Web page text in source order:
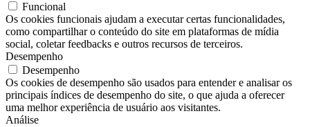
Funcional
Os cookies funcionais ajudam a executar certas funcionalidades,
como compartilhar o conteúdo do site em plataformas de mídia
social, coletar feedbacks e outros recursos de terceiros.
Desempenho
Desempenho
Os cookies de desempenho são usados ​​para entender e analisar os
principais índices de desempenho do site, o que ajuda a oferecer
uma melhor experiência de usuário aos visitantes.
Análise